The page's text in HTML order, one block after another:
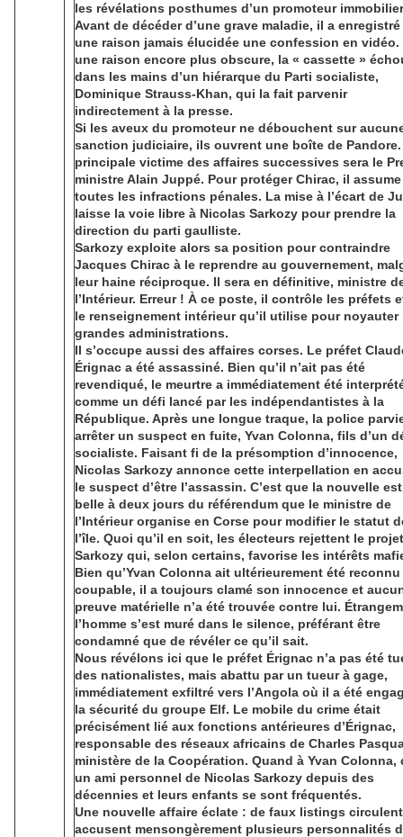
les révélations posthumes d’un promoteur
Avant de décéder d’une grave maladie, il a
une raison jamais élucidée une confession en vidéo.
une raison encore plus obscure, la « cassette »
dans les mains d’un hiérarque du Parti socialiste,
Dominique Strauss-Khan, qui la fait parvenir
indirectement à la presse.
Si les aveux du promoteur ne débouchent sur
sanction judiciaire, ils ouvrent une boîte de
principale victime des affaires successives sera le
ministre Alain Juppé. Pour protéger Chirac, il
toutes les infractions pénales. La mise à l’écart de
laisse la voie libre à Nicolas Sarkozy pour prendre la
direction du parti gaulliste.
Sarkozy exploite alors sa position pour contraindre
Jacques Chirac à le reprendre au gouvernement,
leur haine réciproque. Il sera en définitive, ministre
l’Intérieur. Erreur ! À ce poste, il contrôle les préfets
le renseignement intérieur qu’il utilise pour noyauter
grandes administrations.
Il s’occupe aussi des affaires corses. Le préfet
Érignac a été assassiné. Bien qu’il n’ait pas été
revendiqué, le meurtre a immédiatement été
comme un défi lancé par les indépendantistes à la
République. Après une longue traque, la police
arrêter un suspect en fuite, Yvan Colonna, fils d’un
socialiste. Faisant fi de la présomption d’innocence,
Nicolas Sarkozy annonce cette interpellation en
le suspect d’être l’assassin. C’est que la nouvelle
belle à deux jours du référendum que le ministre de
l’Intérieur organise en Corse pour modifier le statut
l’île. Quoi qu’il en soit, les électeurs rejettent le projet
Sarkozy qui, selon certains, favorise les intérêts
Bien qu’Yvan Colonna ait ultérieurement été reconnu
coupable, il a toujours clamé son innocence et
preuve matérielle n’a été trouvée contre lui.
l’homme s’est muré dans le silence, préférant être
condamné que de révéler ce qu’il sait.
Nous révélons ici que le préfet Érignac n’a pas été
des nationalistes, mais abattu par un tueur à gage,
immédiatement exfiltré vers l’Angola où il a été
la sécurité du groupe Elf. Le mobile du crime était
précisément lié aux fonctions antérieures d’Érignac,
responsable des réseaux africains de Charles
ministère de la Coopération. Quand à Yvan Colonna,
un ami personnel de Nicolas Sarkozy depuis des
décennies et leurs enfants se sont fréquentés.
Une nouvelle affaire éclate : de faux listings
accusent mensongèrement plusieurs personnalités